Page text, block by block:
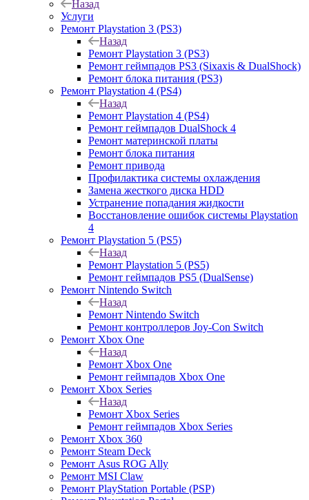
Назад
Услуги
Ремонт Playstation 3 (PS3)
Назад
Ремонт Playstation 3 (PS3)
Ремонт геймпадов PS3 (Sixaxis & DualShock)
Ремонт блока питания (PS3)
Ремонт Playstation 4 (PS4)
Назад
Ремонт Playstation 4 (PS4)
Ремонт геймпадов DualShock 4
Ремонт материнской платы
Ремонт блока питания
Ремонт привода
Профилактика системы охлаждения
Замена жесткого диска HDD
Устранение попадания жидкости
Восстановление ошибок системы Playstation
4
Ремонт Playstation 5 (PS5)
Назад
Ремонт Playstation 5 (PS5)
Ремонт геймпадов PS5 (DualSense)
Ремонт Nintendo Switch
Назад
Ремонт Nintendo Switch
Ремонт контроллеров Joy-Con Switch
Ремонт Xbox One
Назад
Ремонт Xbox One
Ремонт геймпадов Xbox One
Ремонт Xbox Series
Назад
Ремонт Xbox Series
Ремонт геймпадов Xbox Series
Ремонт Xbox 360
Ремонт Steam Deck
Ремонт Asus ROG Ally
Ремонт MSI Claw
Ремонт PlayStation Portable (PSP)